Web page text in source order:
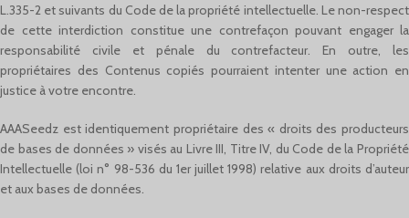
L.335-2 et suivants du Code de la propriété intellectuelle. Le non-respect
de cette interdiction constitue une contrefaçon pouvant engager la
responsabilité civile et pénale du contrefacteur. En outre, les
propriétaires des Contenus copiés pourraient intenter une action en
justice à votre encontre.
AAASeedz est identiquement propriétaire des « droits des producteurs
de bases de données » visés au Livre III, Titre IV, du Code de la Propriété
Intellectuelle (loi n° 98-536 du 1er juillet 1998) relative aux droits d’auteur
et aux bases de données.